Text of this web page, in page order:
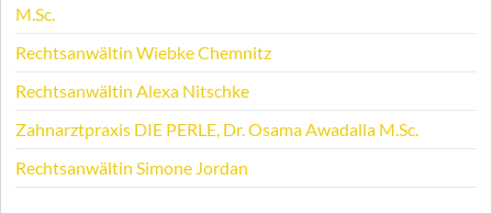
M.Sc.
Rechtsanwältin Wiebke Chemnitz
Rechtsanwältin Alexa Nitschke
Zahnarztpraxis DIE PERLE, Dr. Osama Awadalla M.Sc.
Rechtsanwältin Simone Jordan